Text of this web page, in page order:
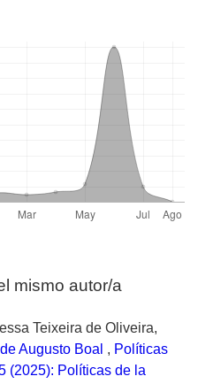
mismo autor/a
Teixeira de Oliveira,
Augusto Boal , Políticas
(2025): Políticas de la